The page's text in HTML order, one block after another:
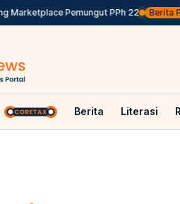
Pemungut PPh 22 Berita
Berita Literasi